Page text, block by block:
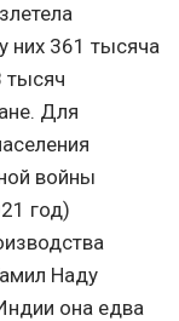
них 361 тысяча
тысяч
Для
войны
год)
Наду
она едва